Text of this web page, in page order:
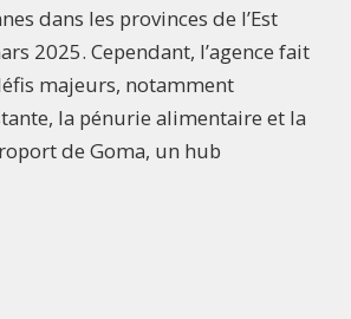
dans les provinces de l’Est
2025. Cependant, l’agence fait
majeurs, notamment
la pénurie alimentaire et la
de Goma, un hub